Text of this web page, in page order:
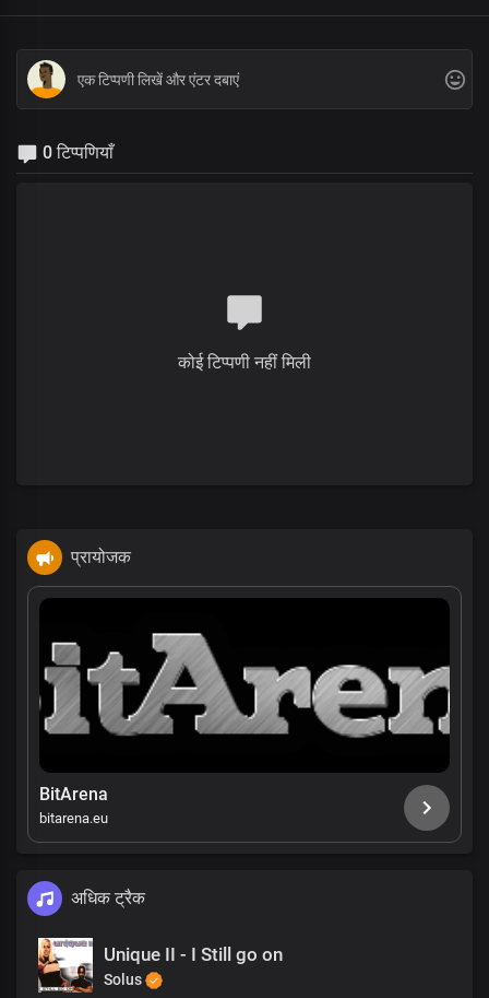
0 टिप्पणियाँ
कोई टिप्पणी नहीं मिली
प्रायोजक
BitArena
bitarena.eu
अधिक ट्रैक
Unique II - I Still go on
Solus